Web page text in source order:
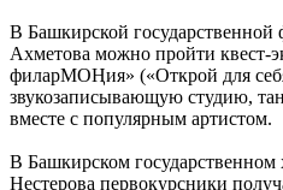
В Башкирской
Ахметова можно пройти квест-
филарМОҢия» («Открой для
звукозаписывающую студию,
вместе с популярным артистом.
В Башкирском
Нестерова первокурсники